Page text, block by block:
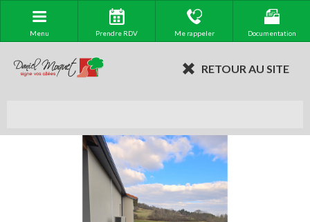
Menu Prendre RDV Me rappeler Documentation
RETOUR AU SITE